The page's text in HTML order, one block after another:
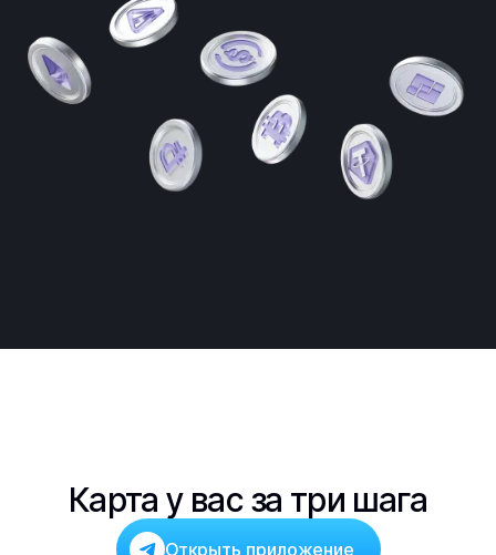
Карта у вас за три шага
Открыть приложение